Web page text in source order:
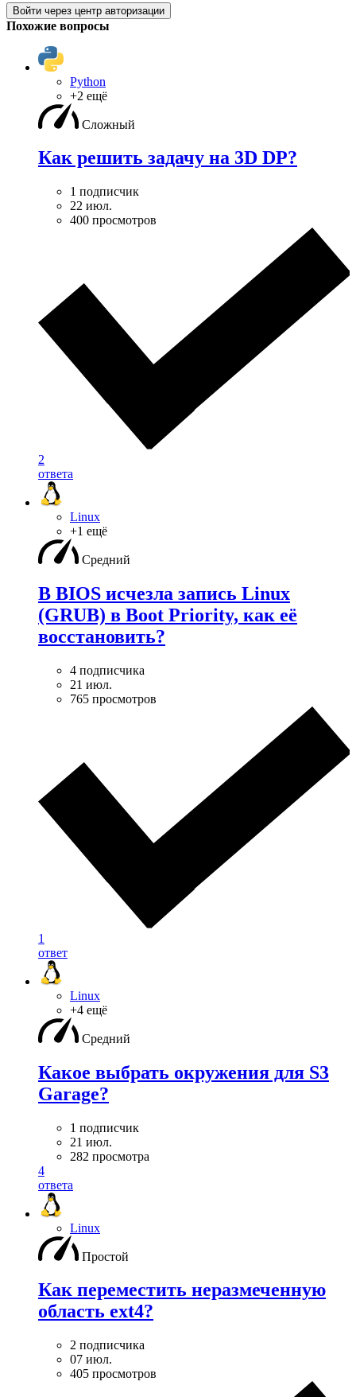
Войти через центр авторизации
Похожие вопросы
Python
+2 ещё
Сложный
Как решить задачу на 3D DP?
1 подписчик
22 июл.
400 просмотров
2
ответа
Linux
+1 ещё
Средний
В BIOS исчезла запись Linux
(GRUB) в Boot Priority, как её
восстановить?
4 подписчика
21 июл.
765 просмотров
1
ответ
Linux
+4 ещё
Средний
Какое выбрать окружения для S3
Garage?
1 подписчик
21 июл.
282 просмотра
4
ответа
Linux
Простой
Как переместить неразмеченную
область ext4?
2 подписчика
07 июл.
405 просмотров